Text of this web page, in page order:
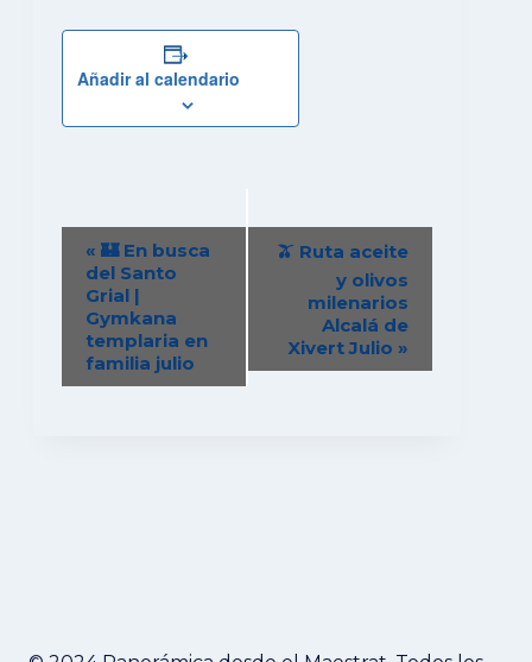
Añadir al calendario
Navegación
del
Evento
« 🏰 En busca
del Santo
Grial |
Gymkana
templaria en
familia julio
🫒 Ruta aceite
y olivos
milenarios
Alcalá de
Xivert Julio »